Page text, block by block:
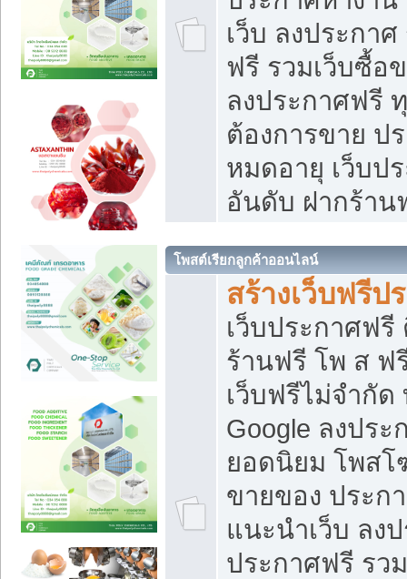
เว็บ ลงประกา
ฟรี รวมเว็บซื้อ
ลงประกาศฟรี
ต้องการขาย ป
หมดอายุ เว็บป
อันดับ ฝากร้าน
โพสต์เรียกลูกค้าออนไลน์
สร้างเว็บฟรีป
เว็บประกาศฟ
ร้านฟรี โพ ส ฟ
เว็บฟรีไม่จำกัด
Google ลงประ
ยอดนิยม โพส
ขายของ ประก
แนะนำเว็บ ลง
ประกาศฟรี รว